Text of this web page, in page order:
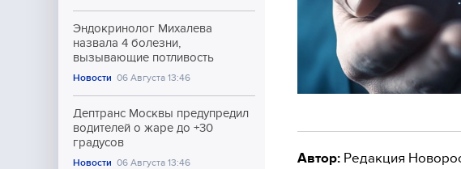
Эндокринолог Михалева
назвала 4 болезни,
вызывающие потливость
Новости 06 Августа 13:46
Дептранс Москвы предупредил
водителей о жаре до +30
градусов
Новости 06 Августа 13:46 Автор: Редакция